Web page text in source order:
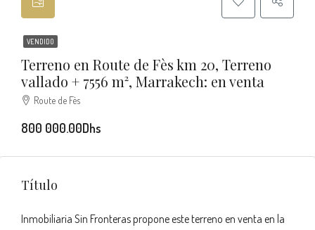
VENDIDO
Terreno en Route de Fès km 20, Terreno
vallado + 7556 m², Marrakech: en venta
Route de Fès
800 000.00Dhs
Título
Inmobiliaria Sin Fronteras propone este terreno en venta en la